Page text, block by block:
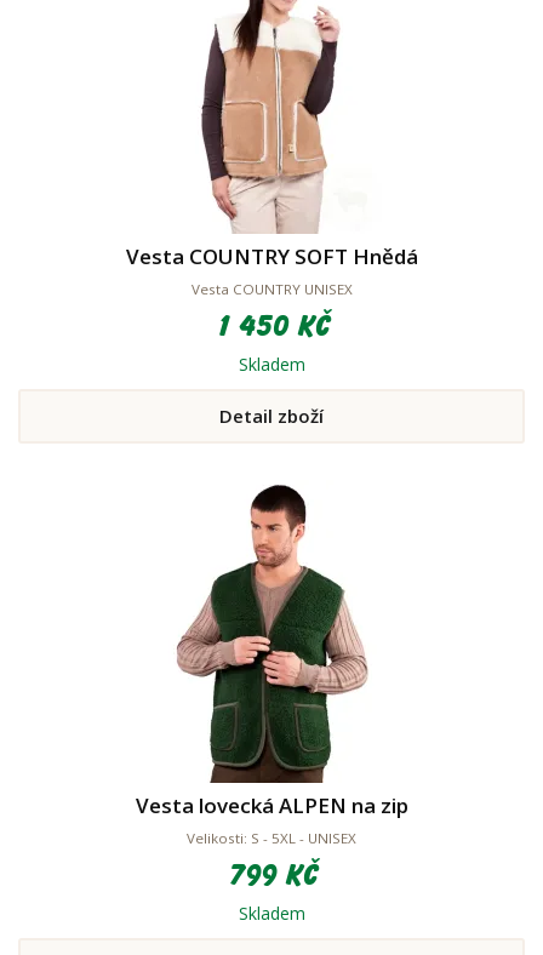
Vesta COUNTRY SOFT Hnědá
Vesta COUNTRY UNISEX
1 450 Kč
Skladem
Detail zboží
Vesta lovecká ALPEN na zip
Velikosti: S - 5XL - UNISEX
799 Kč
Skladem